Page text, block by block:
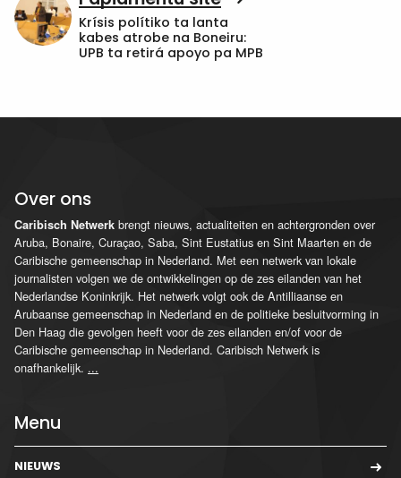
Krísis polítiko ta lanta
kabes atrobe na Boneiru:
UPB ta retirá apoyo pa MPB
Over ons
Caribisch Netwerk brengt nieuws, actualiteiten en achtergronden over
Aruba, Bonaire, Curaçao, Saba, Sint Eustatius en Sint Maarten en de
Caribische gemeenschap in Nederland. Met een netwerk van lokale
journalisten volgen we de ontwikkelingen op de zes eilanden van het
Nederlandse Koninkrijk. Het netwerk volgt ook de Antilliaanse en
Arubaanse gemeenschap in Nederland en de politieke besluitvorming in
Den Haag die gevolgen heeft voor de zes eilanden en/of voor de
Caribische gemeenschap in Nederland. Caribisch Netwerk is
onafhankelijk. ...
Menu
NIEUWS